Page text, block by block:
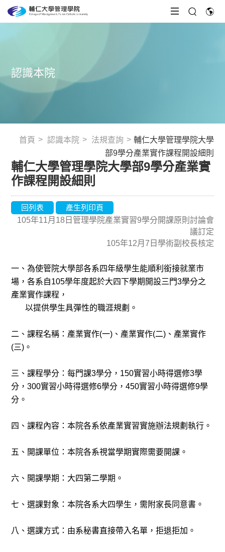
認識本院
首頁 認識本院 法規查詢
輔仁大學管理學院大學
部9學分產業實作課程開設細則
輔仁大學管理學院大學部9學分產業實
作課程開設細則
回列表
產生列印頁
105年11月18日管理學院產業實習9學分開課原則討論會
議訂定
105年12月7日學術副校長核定
一、為使管院大學部各系四年級學生能順利銜接就業市
場，各系自105學年度起於大四下學期開設三門3學分之
產業實作課程，
以提供學生具彈性的職涯規劃。
二、課程名稱：產業實作(一)、產業實作(二)、產業實作
(三)。
三、課程學分：每門課3學分，150實習小時得選修3學
分，300實習小時得選修6學分，450實習小時得選修9學
分。
四、課程內容：本院各系依產業實習實施辦法規劃執行。
五、開課單位：本院各系視當學期實際需要開課。
六、開課學期：大四第二學期。
七、選課對象：本院各系大四學生，需附家長同意書。
八、選課方式：由系秘書直接帶入名單，拒退拒加。